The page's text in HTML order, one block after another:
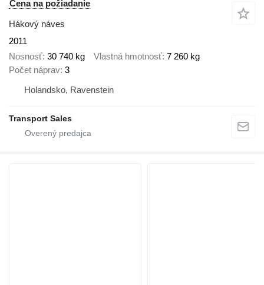
Cena na požiadanie
Hákový náves
2011
Nosnosť 30 740 kg Vlastná hmotnosť 7 260 kg
Počet náprav 3
Holandsko, Ravenstein
Transport Sales